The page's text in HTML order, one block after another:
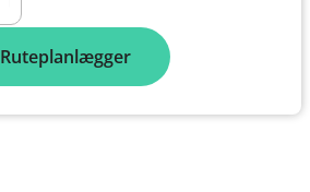
Ruteplanlægger